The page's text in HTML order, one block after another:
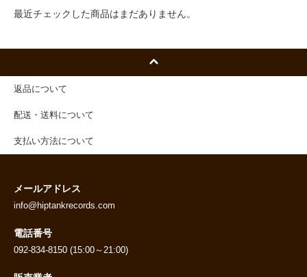
最近チェックした商品はまだありません。
返品について
配送・送料について
支払い方法について
メールアドレス
info@hiptankrecords.com
電話番号
092-834-8150 (15:00～21:00)